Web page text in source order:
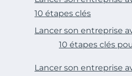
10 étapes clés
Lancer son entreprise
10 étapes clés
Lancer son entreprise